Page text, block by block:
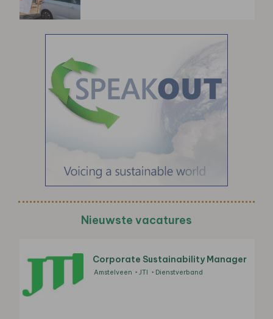
Nieuwste vacatures
Corporate Sustainability Manager
Amstelveen JTI Dienstverband